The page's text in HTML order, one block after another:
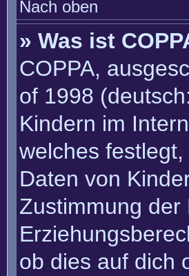
Nach oben
» Was ist
COPPA,
of 1998
Kindern im
welches
Daten von
Zustimmung
ob dies auf dich